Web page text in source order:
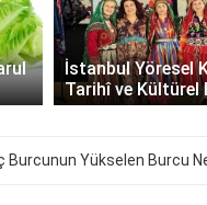
İstanbul Yöresel
Tarihî ve Kültürel
Burcunun Yükselen Burcu